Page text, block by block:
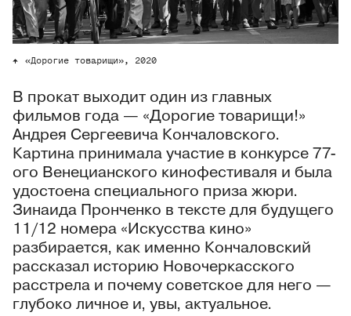
«Дорогие товарищи», 2020
В прокат выходит один из главных
фильмов года — «Дорогие товарищи!»
Андрея Сергеевича Кончаловского.
Картина принимала участие в конкурсе 77-
ого Венецианского кинофестиваля и была
удостоена специального приза жюри.
Зинаида Пронченко в тексте для будущего
11/12 номера «Искусства кино»
разбирается, как именно Кончаловский
рассказал историю Новочеркасского
расстрела и почему советское для него —
глубоко личное и, увы, актуальное.